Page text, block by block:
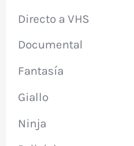
Directo a VHS
Documental
Fantasía
Giallo
Ninja